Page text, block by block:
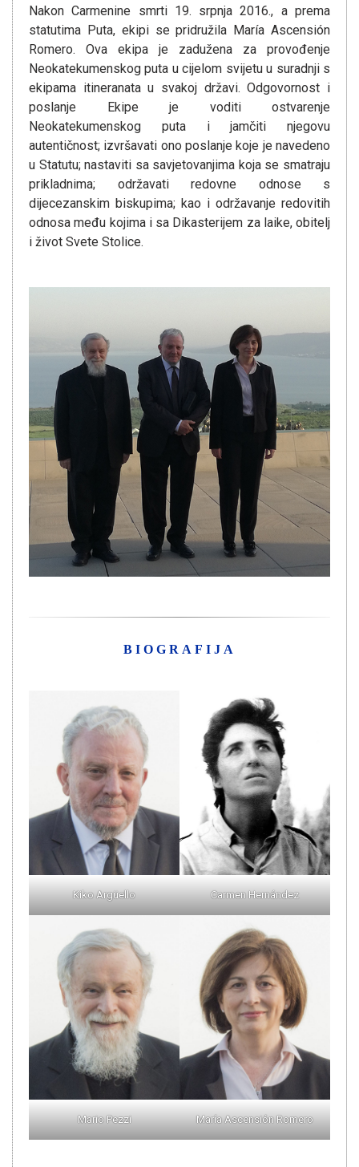
Nakon Carmenine smrti 19. srpnja 2016., a prema
statutima Puta, ekipi se pridružila María Ascensión
Romero. Ova ekipa je zadužena za provođenje
Neokatekumenskog puta u cijelom svijetu u suradnji s
ekipama itineranata u svakoj državi. Odgovornost i
poslanje Ekipe je voditi ostvarenje
Neokatekumenskog puta i jamčiti njegovu
autentičnost; izvršavati ono poslanje koje je navedeno
u Statutu; nastaviti sa savjetovanjima koja se smatraju
prikladnima; održavati redovne odnose s
dijecezanskim biskupima; kao i održavanje redovitih
odnosa među kojima i sa Dikasterijem za laike, obitelj
i život Svete Stolice.
BIOGRAFIJA
Kiko Argüello Carmen Hernández
Mario Pezzi María Ascensión Romero